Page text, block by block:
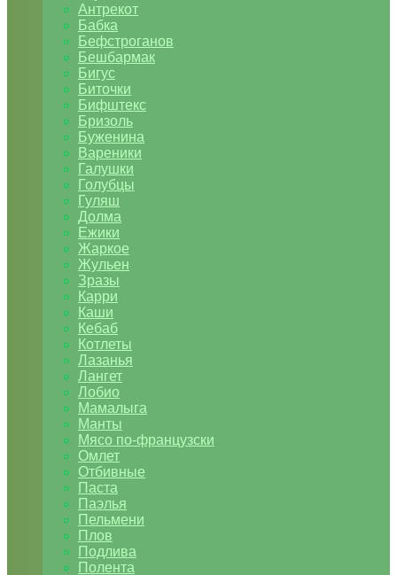
Антрекот
Бабка
Бефстроганов
Бешбармак
Бигус
Биточки
Бифштекс
Бризоль
Буженина
Вареники
Галушки
Голубцы
Гуляш
Долма
Ежики
Жаркое
Жульен
Зразы
Карри
Каши
Кебаб
Котлеты
Лазанья
Лангет
Лобио
Мамалыга
Манты
Мясо по-французски
Омлет
Отбивные
Паста
Паэлья
Пельмени
Плов
Подлива
Полента